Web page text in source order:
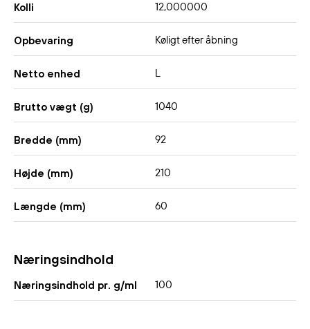
Kolli 12,000000
Opbevaring Køligt efter åbning
Netto enhed L
Brutto vægt (g) 1040
Bredde (mm) 92
Højde (mm) 210
Længde (mm) 60
Næringsindhold
Næringsindhold pr. g/ml 100